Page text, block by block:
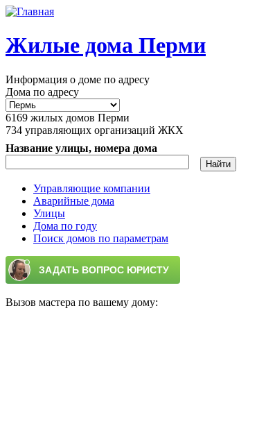
Перейти к основному содержанию
Жилые дома Перми
Информация о доме по адресу
Дома по адресу
6169 жилых домов Перми
734 управляющих организаций ЖКХ
Название улицы, номера дома
Главное меню
Управляющие компании
Аварийные дома
Улицы
Дома по году
Поиск домов по параметрам
Вызов мастера по вашему дому: